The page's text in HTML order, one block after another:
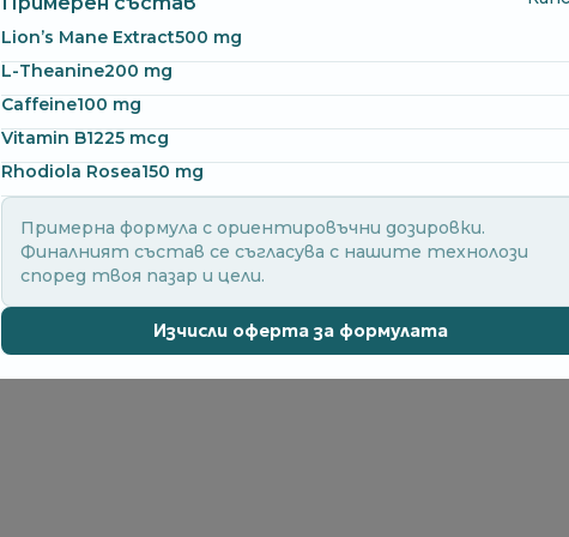
Lion’s Mane Extract500 mg
L-Theanine200 mg
Caffeine100 mg
Vitamin B1225 mcg
Rhodiola Rosea150 mg
Примерна формула с ориентировъчни дозировки.
Финалният състав се съгласува с нашите технолози
според твоя пазар и цели.
Изчисли оферта за формулата